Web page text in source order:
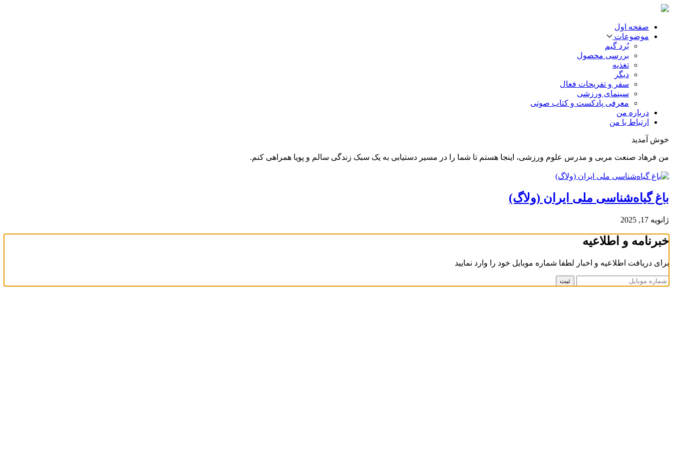
صفحه اول
موضوعات
بُرد گیم
بررسی محصول
تغذیه
دیگر
سفر و تفریحات فعال
سینمای ورزشی
معرفی پادکست و کتاب صوتی
درباره من
ارتباط با من
خوش آمدید
من فرهاد صنعت مربی و مدرس علوم ورزشی، اینجا هستم تا شما را در مسیر دستیابی به یک سبک زندگی سالم و پویا همراهی کنم.
باغ گیاه‌شناسی ملی ایران (ولاگ)
ژانویه 17, 2025
خبرنامه و اطلاعیه
برای دریافت اطلاعیه و اخبار لطفا شماره موبایل خود را وارد نمایید
ثبت